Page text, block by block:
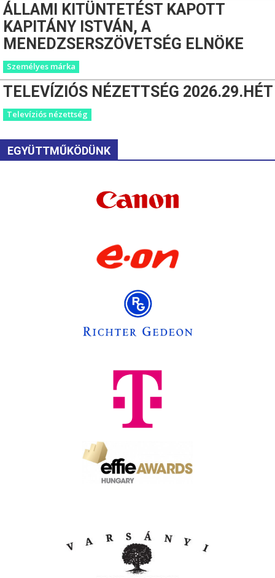
ÁLLAMI KITÜNTETÉST KAPOTT
KAPITÁNY ISTVÁN, A
MENEDZSERSZÖVETSÉG ELNÖKE
Személyes márka
TELEVÍZIÓS NÉZETTSÉG 2026.29.HÉT
Televíziós nézettség
EGYÜTTMŰKÖDÜNK